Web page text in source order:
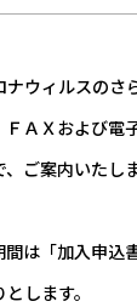
ウィルスのさ
ＡＸおよび
ご案内いたしま
は「加入申
します。